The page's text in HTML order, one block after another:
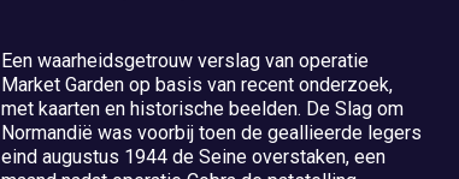
Een waarheidsgetrouw verslag van operatie
Market Garden op basis van recent onderzoek,
met kaarten en historische beelden. De Slag om
Normandië was voorbij toen de geallieerde legers
eind augustus 1944 de Seine overstaken, een